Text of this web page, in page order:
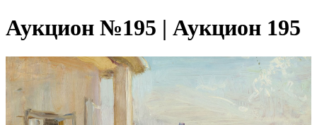
Аукцион №195 | Аукцион 195